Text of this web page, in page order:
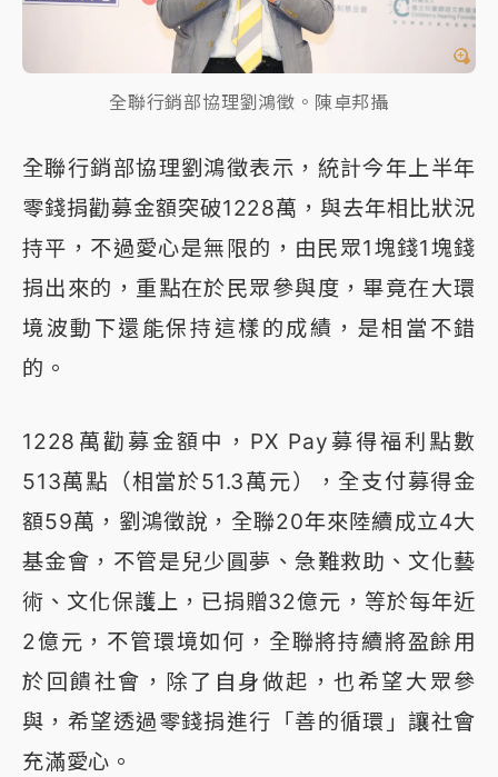
全聯行銷部協理劉鴻徵。陳卓邦攝
全聯行銷部協理劉鴻徵表示，統計今年上半年
零錢捐勸募金額突破1228萬，與去年相比狀況
持平，不過愛心是無限的，由民眾1塊錢1塊錢
捐出來的，重點在於民眾參與度，畢竟在大環
境波動下還能保持這樣的成績，是相當不錯
的。
1228萬勸募金額中，PX Pay募得福利點數
513萬點（相當於51.3萬元），全支付募得金
額59萬，劉鴻徵說，全聯20年來陸續成立4大
基金會，不管是兒少圓夢、急難救助、文化藝
術、文化保護上，已捐贈32億元，等於每年近
2億元，不管環境如何，全聯將持續將盈餘用
於回饋社會，除了自身做起，也希望大眾參
與，希望透過零錢捐進行「善的循環」讓社會
充滿愛心。